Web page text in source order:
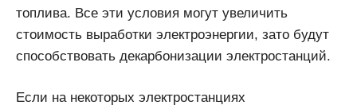
топлива. Все эти условия могут увеличить
стоимость выработки электроэнергии, зато будут
способствовать декарбонизации электростанций.
Если на некоторых электростанциях